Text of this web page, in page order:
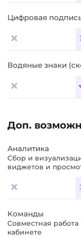
Цифровая
Водяные знаки
Доп.
Аналитика
Сбор и
виджетов и
Команды
Совместная
кабинете